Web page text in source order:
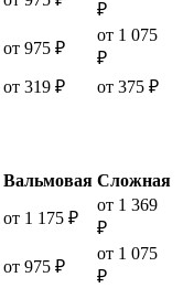
₽
от 975 ₽
от 1 075
₽
от 319 ₽ от 375 ₽
Вальмовая Сложная
от 1 175 ₽
от 1 369
₽
от 975 ₽
от 1 075
₽